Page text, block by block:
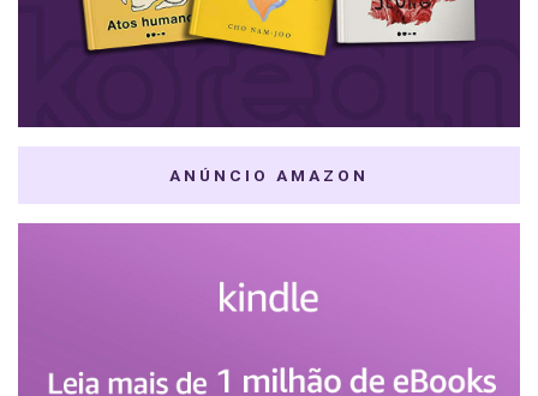
ANÚNCIO AMAZON